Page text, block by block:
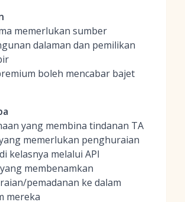
memerlukan sumber
dalaman dan pemilikan
boleh mencabar bajet
yang membina tindanan TA
memerlukan penghuraian
kelasnya melalui API
membenamkan
pemadanan ke dalam
mereka